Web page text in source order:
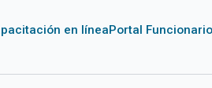
en líneaPortal